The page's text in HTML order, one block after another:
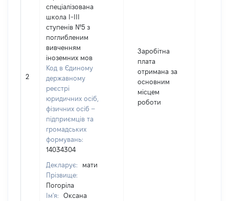
2
спеціалізована
школа І-ІІІ
ступенів №5 з
поглибленим
вивченням
іноземних мов
Код в Єдиному
державному
реєстрі
юридичних осіб,
фізичних осіб –
підприємців та
громадських
формувань:
14034304
Декларує:
мати
Прізвище:
Погоріла
Ім'я:
Оксана
Заробітна
плата
отримана за
основним
місцем
роботи